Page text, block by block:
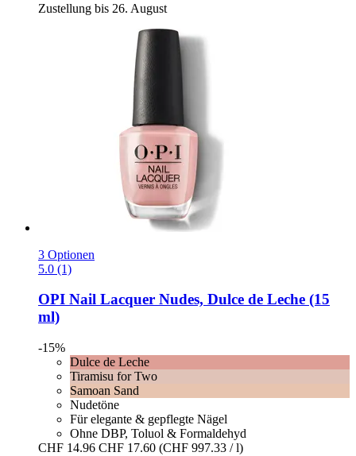
Zustellung bis 26. August
3 Optionen
5.0 (1)
OPI Nail Lacquer Nudes, Dulce de Leche (15
ml)
-15%
Dulce de Leche
Tiramisu for Two
Samoan Sand
Nudetöne
Für elegante & gepflegte Nägel
Ohne DBP, Toluol & Formaldehyd
CHF 14.96 CHF 17.60 (CHF 997.33 / l)